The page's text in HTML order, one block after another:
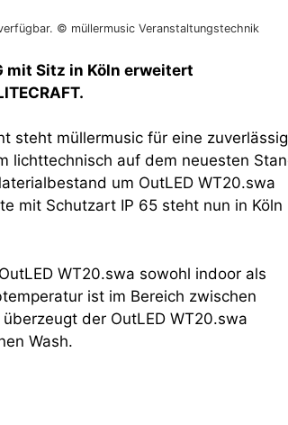
© müllermusic Veranstaltungstechnik
mit Sitz in Köln erweitert
steht müllermusic für eine
lichttechnisch auf dem neuesten
um OutLED WT20.swa
mit Schutzart IP 65 steht nun in Köln
WT20.swa sowohl indoor als
ist im Bereich zwischen
der OutLED WT20.swa
Wash.